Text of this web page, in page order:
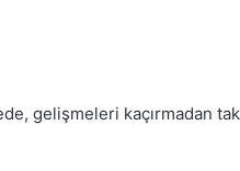
gelişmeleri kaçırmadan